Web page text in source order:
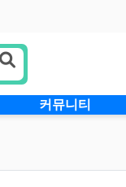
커뮤니티